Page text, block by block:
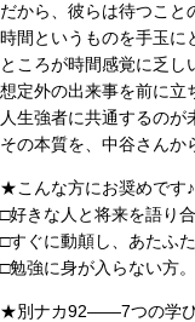
だから、彼らは待つこと
時間というものを手玉に
ところが時間感覚に乏し
想定外の出来事を前に立
人生強者に共通するのが
その本質を、中谷さんか
★こんな方にお奨めです♪
□好きな人と将来を語り合
□すぐに動顛し、あたふ
□勉強に身が入らない方。
★別ナカ92――7つの学